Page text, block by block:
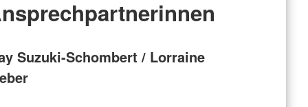
Suzuki-Schombert / Lorraine